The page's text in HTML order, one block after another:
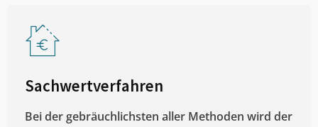
Sachwertverfahren
Bei der gebräuchlichsten aller Methoden wird der